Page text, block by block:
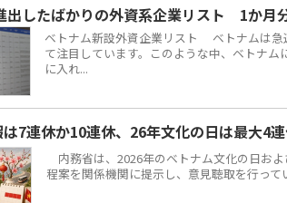
出したばかりの外資系企業リスト 1か月
ベトナム新設外資企業リスト ベトナムは急
て注目しています。このような中、ベトナ
に入れ...
7連休か10連休、26年文化の日は最大4
内務省は、2026年のベトナム文化の日お
程案を関係機関に提示し、意見聴取を行っ